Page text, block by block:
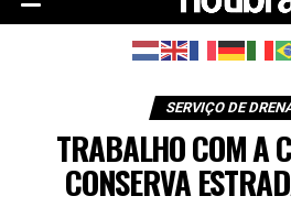
SERVIÇO DE
TRABALHO COM A
CONSERVA